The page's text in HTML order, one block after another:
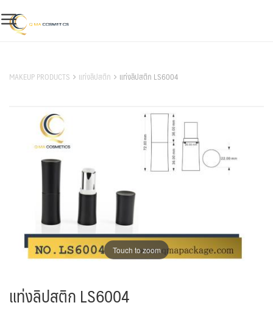
to
content
MAKEUP PRODUCTS แท่งลิปสติก แท่งลิปสติก LS6004
Touch to zoom
แท่งลิปสติก LS6004